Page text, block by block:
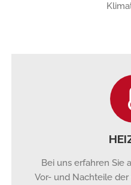
Bei uns erfahren Sie
Vor- und Nachteile